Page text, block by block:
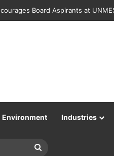
Returns 89 Recovered Mobile
Environment Industries